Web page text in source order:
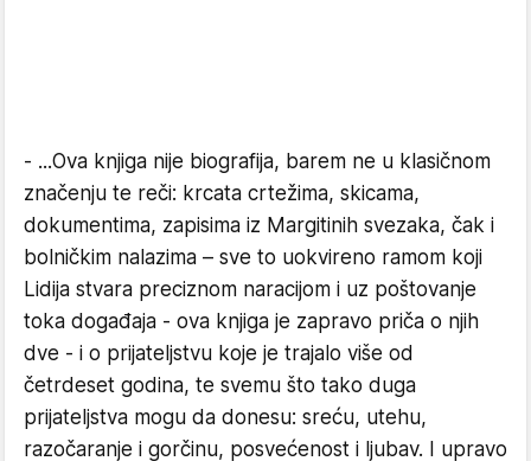
- ...Ova knjiga nije biografija, barem ne u klasičnom
značenju te reči: krcata crtežima, skicama,
dokumentima, zapisima iz Margitinih svezaka, čak i
bolničkim nalazima – sve to uokvireno ramom koji
Lidija stvara preciznom naracijom i uz poštovanje
toka događaja - ova knjiga je zapravo priča o njih
dve - i o prijateljstvu koje je trajalo više od
četrdeset godina, te svemu što tako duga
prijateljstva mogu da donesu: sreću, utehu,
razočaranje i gorčinu, posvećenost i ljubav. I upravo